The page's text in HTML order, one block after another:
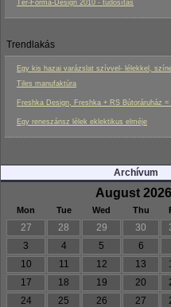
Tér-Forma-Design 2010 - tudósítás
Trendlakás
Egy kis hazai varázslat szívvel- lélekkel,
Tiles manufaktúra
Freshka Design, Freshka + RS Bútoráruház
Egy reneszánsz lélek eklektikus elméje
Archívum
August 2026
Mon Tue Wed Thu
27 28 29 30
3
4 5 6
10
11 12 13
17
18 19 20
24
25 26 27